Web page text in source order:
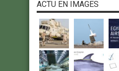
ACTU EN IMAGES